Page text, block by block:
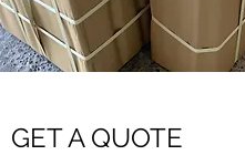
GET A QUOTE